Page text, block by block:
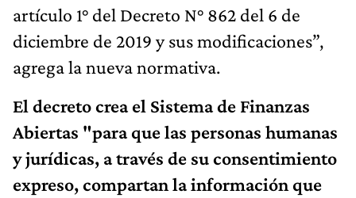
artículo 1° del Decreto N° 862 del 6 de
diciembre de 2019 y sus modificaciones”,
agrega la nueva normativa.
El decreto crea el Sistema de Finanzas
Abiertas "para que las personas humanas
y jurídicas, a través de su consentimiento
expreso, compartan la información que